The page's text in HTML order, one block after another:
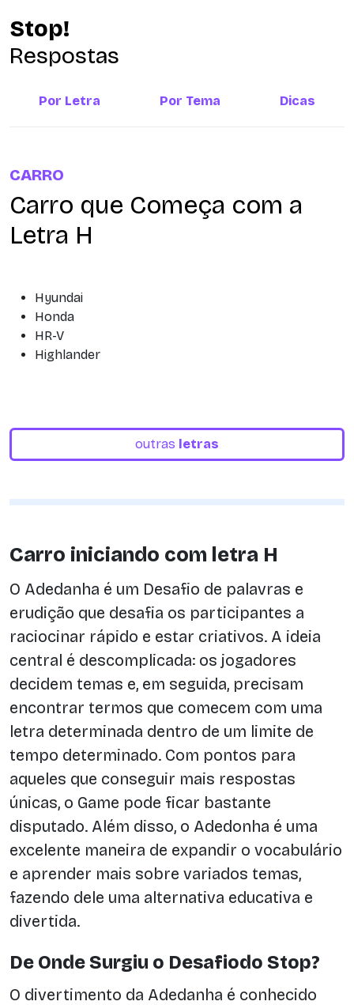
Stop!
Respostas
Por Letra Por Tema Dicas
CARRO
Carro que Começa com a
Letra H
Hyundai
Honda
HR-V
Highlander
outras letras
Carro iniciando com letra H
O Adedanha é um Desafio de palavras e
erudição que desafia os participantes a
raciocinar rápido e estar criativos. A ideia
central é descomplicada: os jogadores
decidem temas e, em seguida, precisam
encontrar termos que comecem com uma
letra determinada dentro de um limite de
tempo determinado. Com pontos para
aqueles que conseguir mais respostas
únicas, o Game pode ficar bastante
disputado. Além disso, o Adedonha é uma
excelente maneira de expandir o vocabulário
e aprender mais sobre variados temas,
fazendo dele uma alternativa educativa e
divertida.
De Onde Surgiu o Desafiodo Stop?
O divertimento da Adedanha é conhecido